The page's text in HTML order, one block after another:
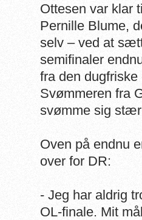
Ottesen var klar
Pernille Blume,
selv – ved at
semifinaler
fra den
Svømmeren fra
svømme sig
Oven på endnu
over for DR:
- Jeg har aldrig
OL-finale. Mit